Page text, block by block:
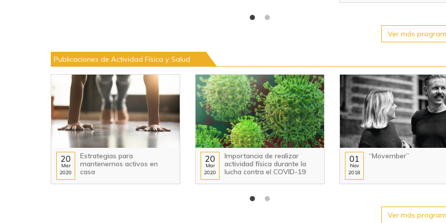
Ver más
Publicaciones de Actividad Física y Salud
20
Mar
2020
Estrategias para
mantenernos activos en
casa
20
Mar
2020
Importancia de realizar
actividad física durante la
lucha contra el COVID-19
01
Nov
2018
“Movember”
Ver más